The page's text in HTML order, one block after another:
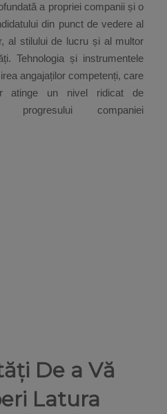
a propriei companii și o
din punct de vedere al
al stilului de lucru și al multor
Tehnologia și instrumentele
angajaților competenți, care
atinge un nivel ridicat de
progresului companiei
De a Vă
Latura